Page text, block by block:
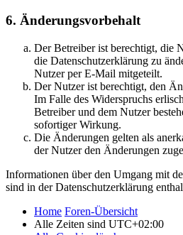
6. Änderungsvorbehalt
Der Betreiber ist berechtigt, die
die Datenschutzerklärung zu
Nutzer per E-Mail mitgeteilt.
Der Nutzer ist berechtigt, den
Im Falle des Widerspruchs
Betreiber und dem Nutzer
sofortiger Wirkung.
Die Änderungen gelten als
der Nutzer den Änderungen
Informationen über den Umgang mit
sind in der Datenschutzerklärung
Home Foren-Übersicht
Alle Zeiten sind UTC+02:00